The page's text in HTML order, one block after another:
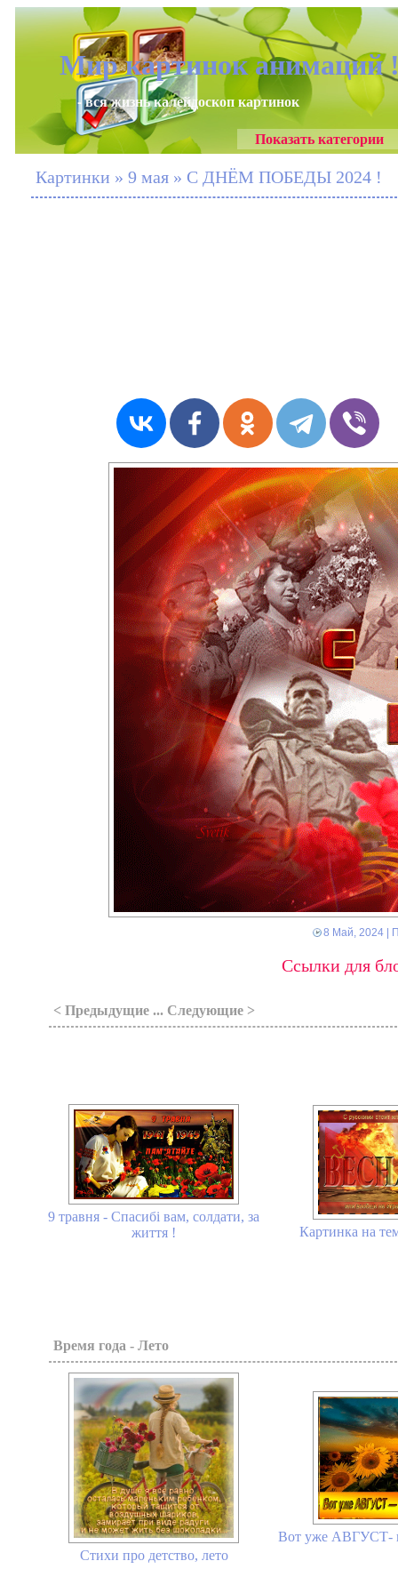
Мир картинок анимаций
- вся жизнь калейдоскоп картинок
Показать категории
Картинки » 9 мая » С ДНЁМ ПОБЕДЫ 2024 !
8 Май, 2024|
Ссылки для
< Предыдущие ... Следующие >
9 травня - Спасибі вам, солдати, за
життя !
Картинка на
Время года - Лето
Стихи про детство, лето
Вот уже АВГУСТ-